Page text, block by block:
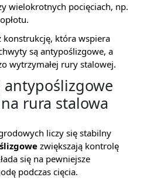
wielokrotnych pocięciach, np.
konstrukcję, która wspiera
są antypoślizgowe, a
wytrzymałej rury stalowej.
rura stalowa
liczy się stabilny
zwiększają kontrolę
się na pewniejsze
podczas cięcia.